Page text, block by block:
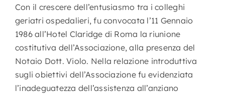
Con il crescere dell’entusiasmo tra i colleghi
geriatri ospedalieri, fu convocata l’11 Gennaio
1986 all’Hotel Claridge di Roma la riunione
costitutiva dell’Associazione, alla presenza del
Notaio Dott. Violo. Nella relazione introduttiva
sugli obiettivi dell’Associazione fu evidenziata
l’inadeguatezza dell’assistenza all’anziano